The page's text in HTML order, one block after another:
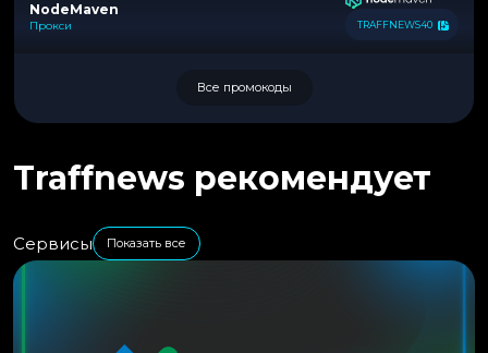
NodeMaven
Прокси TRAFFNEWS40
Все промокоды
Traffnews рекомендует
Сервисы Показать все